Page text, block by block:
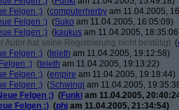
Felgen ;) (computerherby am 11.04.2005,
Felgen ;) (Suko am 11.04.2005, 16:05:09)
Felgen ;) (kaukus am 11.04.2005,
Autor hat seine Registrierung nicht bestätigt (
Felgen ;) (teleth am 11.04.2005, 19:12:58)
;) (teleth am 11.04.2005, 19:13:22)
Felgen ;) (empire am 11.04.2005, 19:18:44)
Felgen ;) (Schwingi am 11.04.2005,
Felgen ;) (Funki am 11.04.2005,
Felgen ;) (phj am 11.04.2005, 21:34:54)